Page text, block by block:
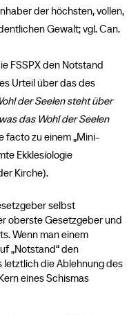
der höchsten, vollen,
Gewalt; vgl. Can.
FSSPX den Notstand
Urteil über das des
der Seelen steht über
das Wohl der Seelen
facto zu einem „Mini-
Ekklesiologie
Kirche).
selbst
oberste Gesetzgeber und
Wenn man einem
„Notstand“ den
die Ablehnung des
eines Schismas